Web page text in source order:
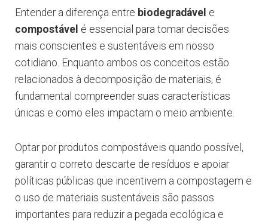
Entender a diferença entre biodegradável e
compostável é essencial para tomar decisões
mais conscientes e sustentáveis em nosso
cotidiano. Enquanto ambos os conceitos estão
relacionados à decomposição de materiais, é
fundamental compreender suas características
únicas e como eles impactam o meio ambiente.
Optar por produtos compostáveis quando possível,
garantir o correto descarte de resíduos e apoiar
políticas públicas que incentivem a compostagem e
o uso de materiais sustentáveis são passos
importantes para reduzir a pegada ecológica e